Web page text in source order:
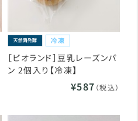
［ビオランド］豆乳レーズンパ
ン 2個入り【冷凍】
¥587 （税込）